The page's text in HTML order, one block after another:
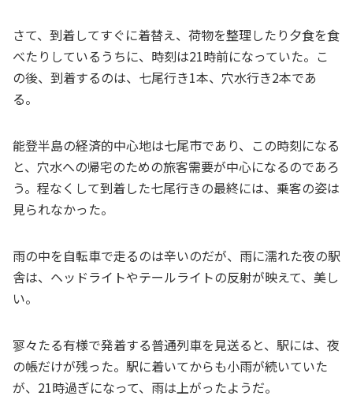
さて、到着してすぐに着替え、荷物を整理したり夕食を食
べたりしているうちに、時刻は21時前になっていた。こ
の後、到着するのは、七尾行き1本、穴水行き2本であ
る。
能登半島の経済的中心地は七尾市であり、この時刻になる
と、穴水への帰宅のための旅客需要が中心になるのであろ
う。程なくして到着した七尾行きの最終には、乗客の姿は
見られなかった。
雨の中を自転車で走るのは辛いのだが、雨に濡れた夜の駅
舎は、ヘッドライトやテールライトの反射が映えて、美し
い。
寥々たる有様で発着する普通列車を見送ると、駅には、夜
の帳だけが残った。駅に着いてからも小雨が続いていた
が、21時過ぎになって、雨は上がったようだ。